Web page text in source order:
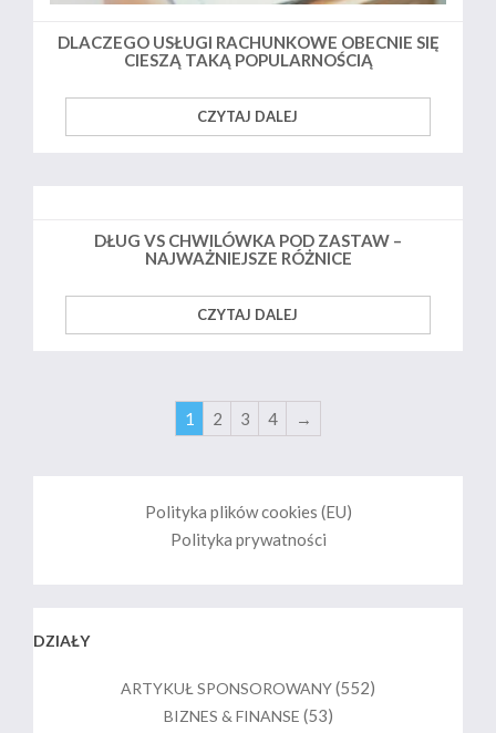
DLACZEGO USŁUGI RACHUNKOWE OBECNIE SIĘ
CIESZĄ TAKĄ POPULARNOŚCIĄ
CZYTAJ DALEJ
DŁUG VS CHWILÓWKA POD ZASTAW –
NAJWAŻNIEJSZE RÓŻNICE
CZYTAJ DALEJ
1 2 3 4 →
Polityka plików cookies (EU)
Polityka prywatności
DZIAŁY
ARTYKUŁ SPONSOROWANY(552)
BIZNES & FINANSE (53)